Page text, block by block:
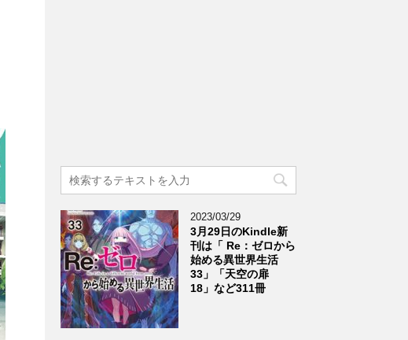
2023/03/29
3月29日のKindle新
刊は「 Re：ゼロから
始める異世界生活
33」「天空の扉
18」など311冊